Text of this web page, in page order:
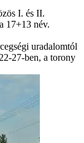
I. és II.
17+13 név.
uradalomtól
27-ben, a torony